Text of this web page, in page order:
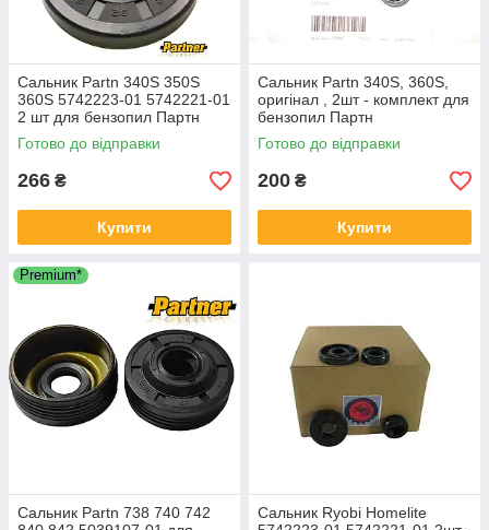
Сальник Partn 340S 350S
360S 5742223-01 5742221-01
2 шт для бензопил Партн
12*32*5,5
Готово до відправки
266 ₴
Купити
Сальник Partn 340S, 360S,
оригінал , 2шт - комплект для
бензопил Партн
Готово до відправки
200 ₴
Купити
Premium*
Сальник Partn 738 740 742
Сальник Ryobi Homelite